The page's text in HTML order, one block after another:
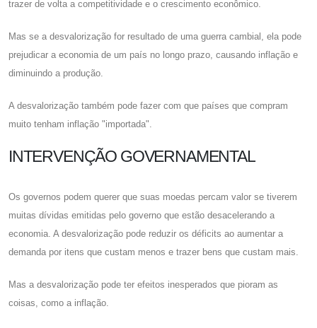
trazer de volta a competitividade e o crescimento econômico.
Mas se a desvalorização for resultado de uma guerra cambial, ela pode
prejudicar a economia de um país no longo prazo, causando inflação e
diminuindo a produção.
A desvalorização também pode fazer com que países que compram
muito tenham inflação "importada".
INTERVENÇÃO GOVERNAMENTAL
Os governos podem querer que suas moedas percam valor se tiverem
muitas dívidas emitidas pelo governo que estão desacelerando a
economia. A desvalorização pode reduzir os déficits ao aumentar a
demanda por itens que custam menos e trazer bens que custam mais.
Mas a desvalorização pode ter efeitos inesperados que pioram as
coisas, como a inflação.